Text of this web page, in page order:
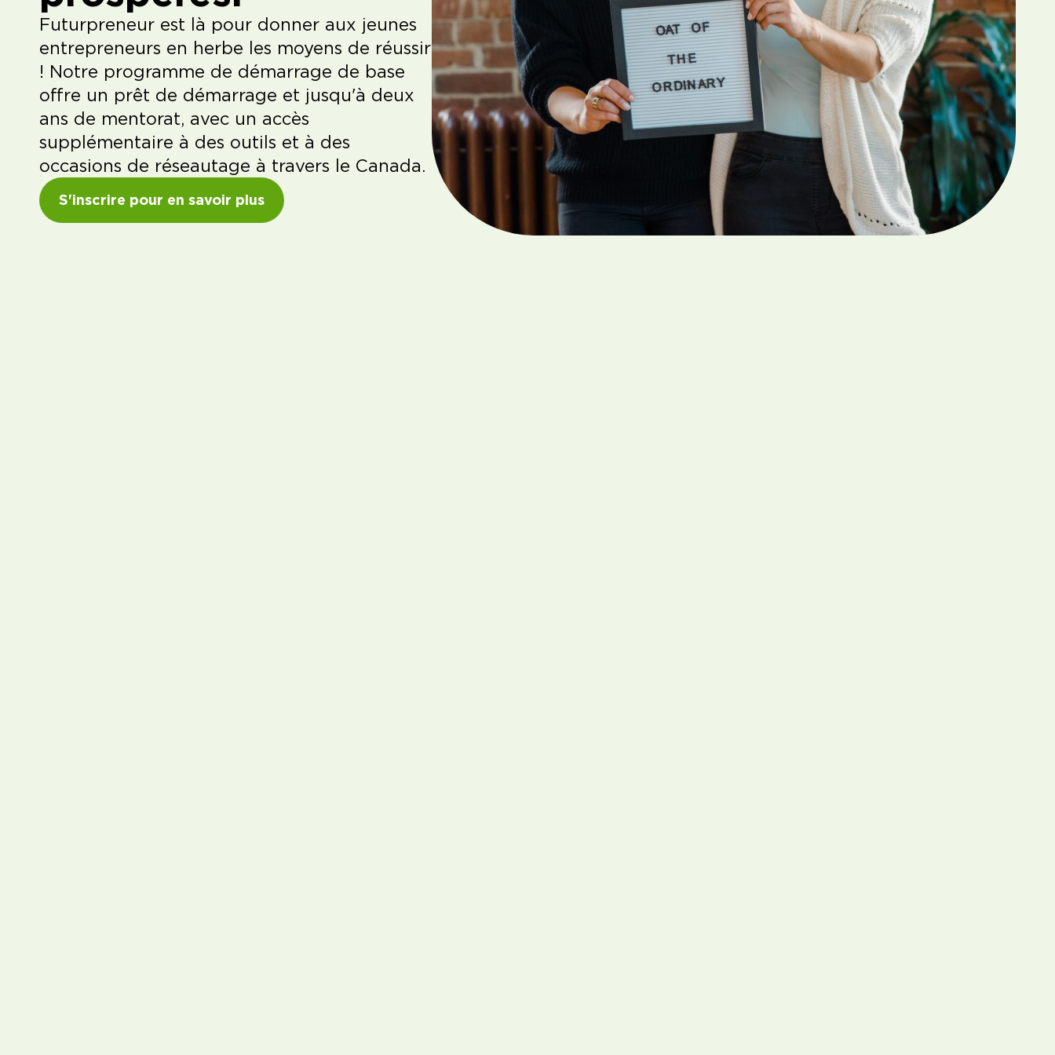
Futurpreneur est là pour donner aux jeunes
entrepreneurs en herbe les moyens de réussir
! Notre programme de démarrage de base
offre un prêt de démarrage et jusqu'à deux
ans de mentorat, avec un accès
supplémentaire à des outils et à des
occasions de réseautage à travers le Canada.
S'inscrire pour en savoir plus